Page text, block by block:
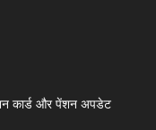
कार्ड और पेंशन अपडेट